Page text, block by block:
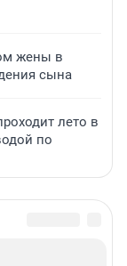
жены в
сына
лето в
по